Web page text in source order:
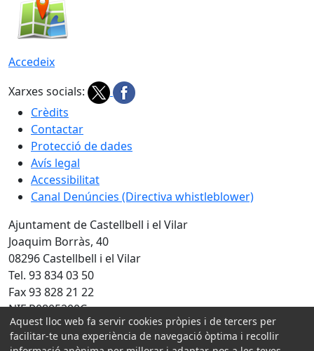
Accedeix
Xarxes socials:
Crèdits
Contactar
Protecció de dades
Avís legal
Accessibilitat
Canal Denúncies (Directiva whistleblower)
Ajuntament de Castellbell i el Vilar
Joaquim Borràs, 40
08296 Castellbell i el Vilar
Tel. 93 834 03 50
Fax 93 828 21 22
NIF P0805200C
Amb la col·laboració de:
Aquest lloc web fa servir cookies pròpies i de tercers per
facilitar-te una experiència de navegació òptima i recollir